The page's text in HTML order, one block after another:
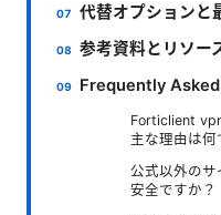
代替オプションと
参考資料とリソー
Frequently
Forticlient
主な理由は何
公式以外のサ
安全ですか？